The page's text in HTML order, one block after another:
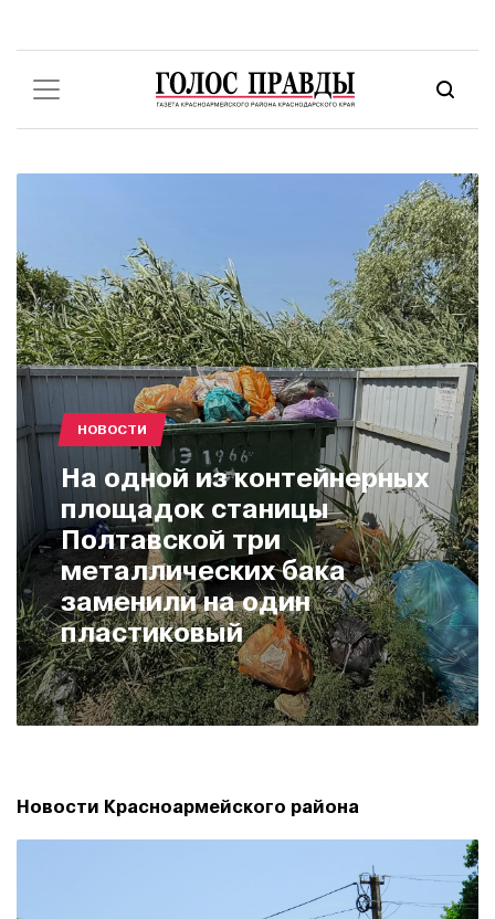
НОВОСТИ
На одной из контейнерных
площадок станицы
Полтавской три
металлических бака
заменили на один
пластиковый
Новости Красноармейского района